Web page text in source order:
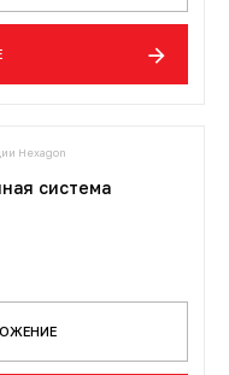
Hexagon
система